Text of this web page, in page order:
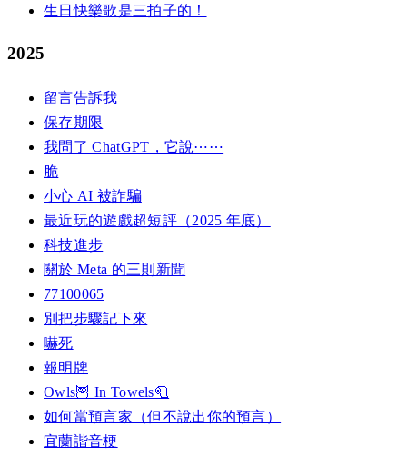
生日快樂歌是三拍子的！
2025
留言告訴我
保存期限
我問了 ChatGPT，它說⋯⋯
脆
小心 AI 被詐騙
最近玩的遊戲超短評（2025 年底）
科技進步
關於 Meta 的三則新聞
77100065
別把步驟記下來
嚇死
報明牌
Owls🦉 In Towels🧻
如何當預言家（但不說出你的預言）
宜蘭諧音梗